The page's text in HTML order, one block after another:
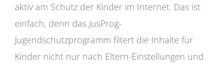
aktiv am Schutz der Kinder im Internet. Das ist
einfach, denn das JusProg-
Jugendschutzprogramm filtert die Inhalte für
Kinder nicht nur nach Eltern-Einstellungen und